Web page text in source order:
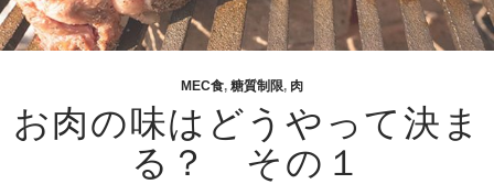
MEC食, 糖質制限, 肉
お肉の味はどうやって決ま
る？ その１